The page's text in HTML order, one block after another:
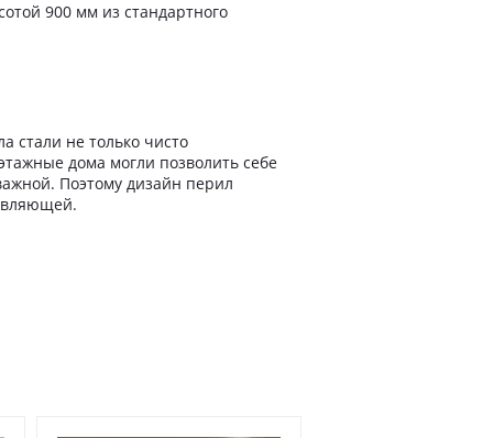
900 мм из стандартного
стали не только чисто
дома могли позволить себе
Поэтому дизайн перил